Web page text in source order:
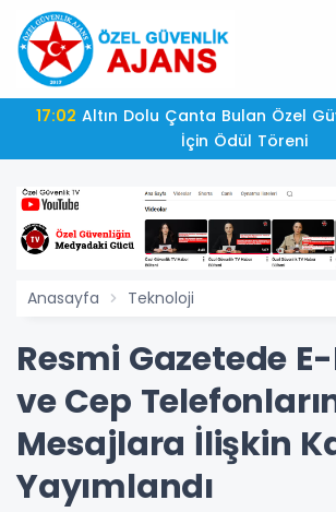
17:02
İçin Ödül Töreni
Anasayfa Teknoloji
Resmi Gazetede
ve Cep
Mesajlara İlişkin
Yayımlandı